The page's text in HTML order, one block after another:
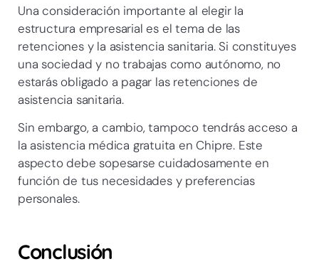
Una consideración importante al elegir la
estructura empresarial es el tema de las
retenciones y la asistencia sanitaria. Si constituyes
una sociedad y no trabajas como autónomo, no
estarás obligado a pagar las retenciones de
asistencia sanitaria.
Sin embargo, a cambio, tampoco tendrás acceso a
la asistencia médica gratuita en Chipre. Este
aspecto debe sopesarse cuidadosamente en
función de tus necesidades y preferencias
personales.
Conclusión